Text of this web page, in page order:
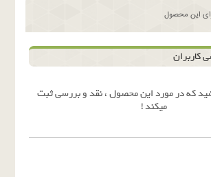
این محصول
کاربران
که در مورد این محصول ، نقد و بررسی ثبت
میکند !